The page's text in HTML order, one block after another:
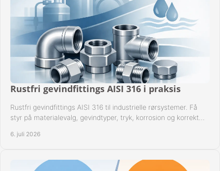
Rustfri gevindfittings AISI 316 i praksis
Rustfri gevindfittings AISI 316 til industrielle rørsystemer. Få
styr på materialevalg, gevindtyper, tryk, korrosion og korrekt
6. juli 2026